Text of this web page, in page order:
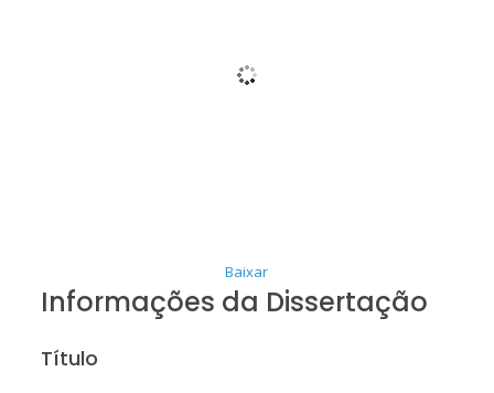
Baixar
Informações da Dissertação
Título